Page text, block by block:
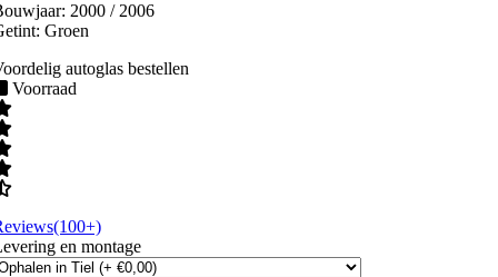
2000 / 2006
Groen
autoglas bestellen
Voorraad
en montage